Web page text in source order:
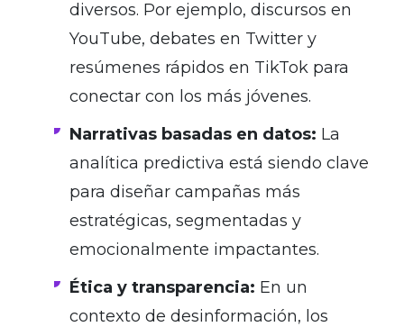
diversos. Por ejemplo, discursos en
YouTube, debates en Twitter y
resúmenes rápidos en TikTok para
conectar con los más jóvenes.
Narrativas basadas en datos: La
analítica predictiva está siendo clave
para diseñar campañas más
estratégicas, segmentadas y
emocionalmente impactantes.
Ética y transparencia: En un
contexto de desinformación, los